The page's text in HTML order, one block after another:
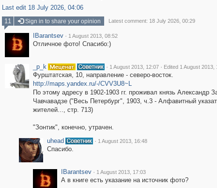
Last edit 18 July 2026, 04:06
11
Sign in to share your opinion Latest comment: 18 July 2026, 00:29
IBarantsev · 1 August 2013, 08:52
Отличное фото! Спасибо:)
_p_k · 1 August 2013, 12:07 · Edited 1 August 2013,
Фурштатская, 10, направление - северо-восток.
http://maps.yandex.ru/-/CVV3U8~L
По этому адресу в 1902-1903 гг. проживал князь Александр
Чавчавадзе ("Весь Петербург", 1903, ч.3 - Алфавитный
жителей..., стр. 713)
"Зонтик", конечно, утрачен.
uhead
· 1 August 2013, 16:48
Спасибо.
IBarantsev · 1 August 2013, 17:03
А в книге есть указание на источник фото?